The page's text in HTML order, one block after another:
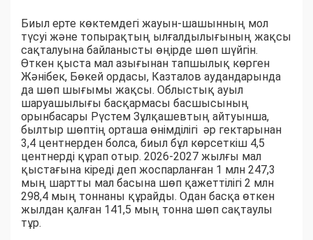
Биыл ерте көктемдегі жауын-шашынның мол
түсуі және топырақтың ылғалдылығының жақсы
сақталуына байланысты өңірде шөп шүйгін.
Өткен қыста мал азығынан тапшылық көрген
Жәнібек, Бөкей ордасы, Казталов аудандарында
да шөп шығымы жақсы. Облыстық ауыл
шаруашылығы басқармасы басшысының
орынбасары Рүстем Зұлқашевтың айтуынша,
былтыр шөптің орташа өнімділігі әр гектарынан
3,4 центнерден болса, биыл бұл көрсеткіш 4,5
центнерді құрап отыр. 2026-2027 жылғы мал
қыстағына кіреді деп жоспарланған 1 млн 247,3
мың шартты мал басына шөп қажеттілігі 2 млн
298,4 мың тоннаны құрайды. Одан басқа өткен
жылдан қалған 141,5 мың тонна шөп сақтаулы
тұр.